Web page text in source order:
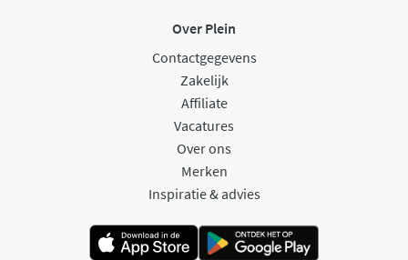
Over Plein
Contactgegevens
Zakelijk
Affiliate
Vacatures
Over ons
Merken
Inspiratie & advies